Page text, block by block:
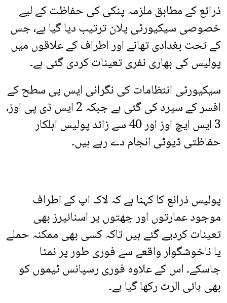
ذرائع کے مطابق ملزمہ پنکی کی حفاظت کے لیے
خصوصی سیکیورٹی پلان ترتیب دیا گیا ہے، جس
کے تحت بغدادی تھانے اور اطراف کے علاقوں میں
پولیس کی بھاری نفری تعینات کردی گئی ہے۔
سیکیورٹی انتظامات کی نگرانی ایس پی سطح کے
افسر کے سپرد کی گئی ہے جبکہ 2 ایس ڈی پی اوز،
3 ایس ایچ اوز اور 40 سے زائد پولیس اہلکار
حفاظتی ڈیوٹی انجام دے رہے ہیں۔
پولیس ذرائع کا کہنا ہے کہ لاک اپ کے اطراف
موجود عمارتوں اور چھتوں پر اسنائپرز بھی
تعینات کردیے گئے ہیں تاکہ کسی بھی ممکنہ حملے
یا ناخوشگوار واقعے سے فوری طور پر نمٹا
جاسکے۔ اس کے علاوہ فوری رسپانس ٹیموں کو
بھی ہائی الرٹ رکھا گیا ہے۔